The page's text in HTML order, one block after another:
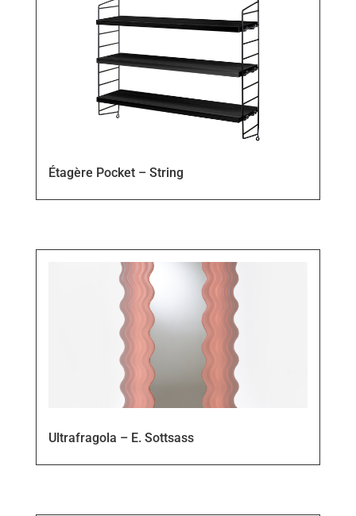
Étagère Pocket – String
Ultrafragola – E. Sottsass